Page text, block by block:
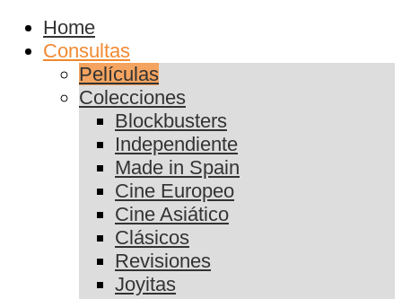
Home
Consultas
Películas
Colecciones
Blockbusters
Independiente
Made in Spain
Cine Europeo
Cine Asiático
Clásicos
Revisiones
Joyitas